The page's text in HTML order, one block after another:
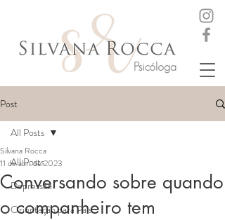
Post
All Posts
Depressão
Orientação para Pais
All Posts
Conversando sobre quando
o companheiro tem
Silvana Rocca
11 de abr. de 2023